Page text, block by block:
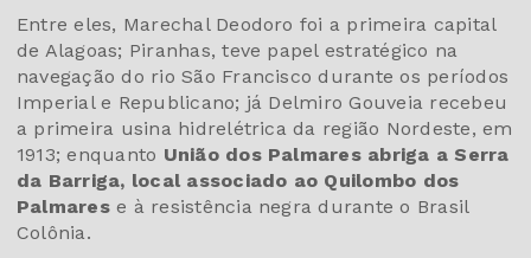
Entre eles, Marechal Deodoro foi a primeira capital
de Alagoas; Piranhas, teve papel estratégico na
navegação do rio São Francisco durante os períodos
Imperial e Republicano; já Delmiro Gouveia recebeu
a primeira usina hidrelétrica da região Nordeste, em
1913; enquanto União dos Palmares abriga a Serra
da Barriga, local associado ao Quilombo dos
Palmarese à resistência negra durante o Brasil
Colônia.